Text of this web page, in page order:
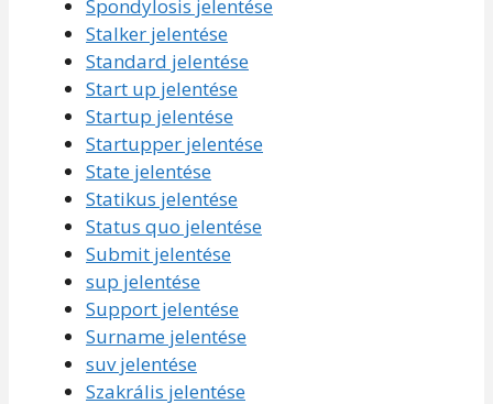
Spondylosis jelentése
Stalker jelentése
Standard jelentése
Start up jelentése
Startup jelentése
Startupper jelentése
State jelentése
Statikus jelentése
Status quo jelentése
Submit jelentése
sup jelentése
Support jelentése
Surname jelentése
suv jelentése
Szakrális jelentése